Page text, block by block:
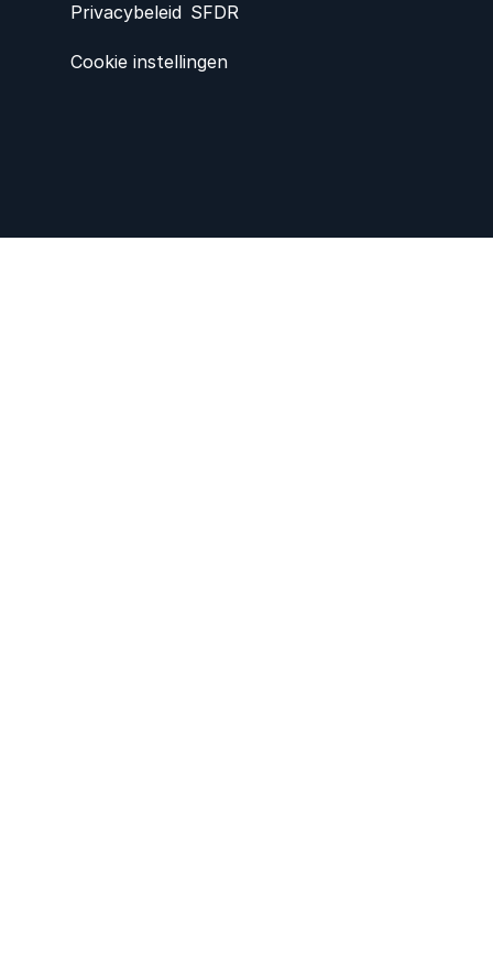
Privacybeleid SFDR
Cookie instellingen